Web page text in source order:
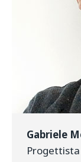
Gabriele
Progettista